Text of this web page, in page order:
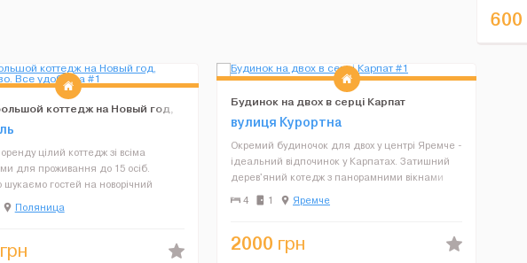
600
коттедж на Новый год,
Все удобства
цілий коттедж зі всіма
для проживання до 15 осіб.
шукаємо гостей на новорічний
відмінили бронь, тому
на новий рік. Заселятись
Поляница
грн
Будинок на двох в серці Карпат
вулиця Курортна
Окремий будиночок для двох у центрі Яремче -
ідеальний відпочинок у Карпатах. Затишний
дерев'яний котедж з панорамними вікнами
біля річки - для романтичної подорожі або
сімейного відпочинку. Весна в Карпатах - це
4 1 Яремче
2000 грн